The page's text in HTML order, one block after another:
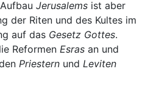
Jerusalems ist aber
der Riten und des Kultes im
auf das Gesetz Gottes.
Reformen Esras an und
Priestern und Leviten